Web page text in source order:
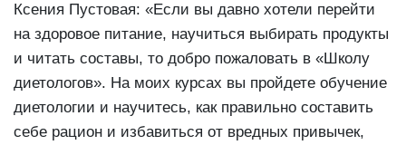
Ксения Пустовая: «Если вы давно хотели перейти
на здоровое питание, научиться выбирать продукты
и читать составы, то добро пожаловать в «Школу
диетологов». На моих курсах вы пройдете обучение
диетологии и научитесь, как правильно составить
себе рацион и избавиться от вредных привычек,